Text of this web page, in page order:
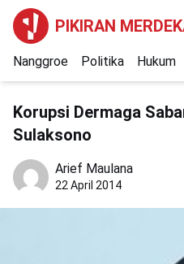
PIKIRAN
Nanggroe Politika Hukum
Korupsi Dermaga
Sulaksono
Arief Maulana
22 April 2014